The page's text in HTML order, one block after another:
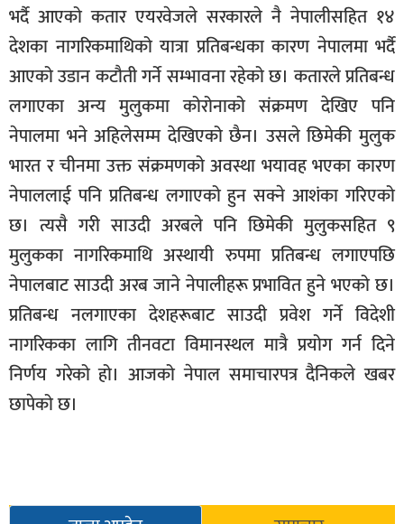
भर्दै आएको कतार एयरवेजले सरकारले नै नेपालीसहित १४
देशका नागरिकमाथिको यात्रा प्रतिबन्धका कारण नेपालमा भर्दै
आएको उडान कटौती गर्ने सम्भावना रहेको छ। कतारले प्रतिबन्ध
लगाएका अन्य मुलुकमा कोरोनाको संक्रमण देखिए पनि
नेपालमा भने अहिलेसम्म देखिएको छैन। उसले छिमेकी मुलुक
भारत र चीनमा उक्त संक्रमणको अवस्था भयावह भएका कारण
नेपाललाई पनि प्रतिबन्ध लगाएको हुन सक्ने आशंका गरिएको
छ। त्यसै गरी साउदी अरबले पनि छिमेकी मुलुकसहित ९
मुलुकका नागरिकमाथि अस्थायी रुपमा प्रतिबन्ध लगाएपछि
नेपालबाट साउदी अरब जाने नेपालीहरू प्रभावित हुने भएको छ।
प्रतिबन्ध नलगाएका देशहरूबाट साउदी प्रवेश गर्ने विदेशी
नागरिकका लागि तीनवटा विमानस्थल मात्रै प्रयोग गर्न दिने
निर्णय गरेको हो। आजको नेपाल समाचारपत्र दैनिकले खबर
छापेको छ।